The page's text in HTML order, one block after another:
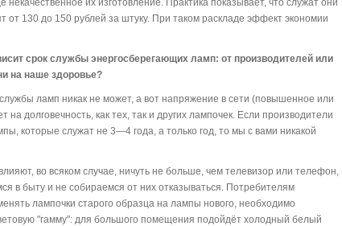
их изготовление. Практика показывает, что служат они
от 130 до 150 рублей за штуку. При таком раскладе эффект экономии
срок службы энергосберегающих ламп: от производителей или
на наше здоровье?
ламп никак не может, а вот напряжение в сети (повышенное или
долговечность, как тех, так и других лампочек. Если производители
которые служат не 3—4 года, а только год, то мы с вами никакой
во всяком случае, ничуть не больше, чем телевизор или телефон,
в быту и не собираемся от них отказываться. Потребителям
лампочки старого образца на лампы нового, необходимо
"гамму": для большого помещения подойдёт холодный белый